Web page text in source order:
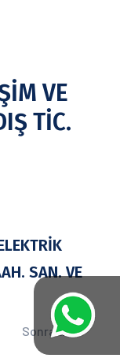
VE
TİC.
SAN. VE
Sonraki